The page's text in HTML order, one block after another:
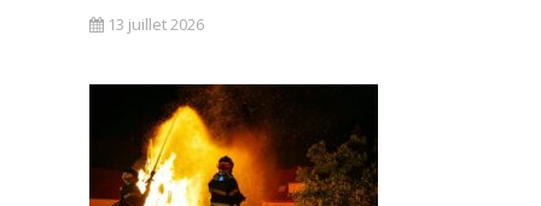
13 juillet 2026